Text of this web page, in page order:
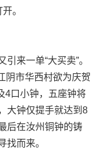
。
来一单“大买卖”。
市华西村欲为庆贺
4口小钟，五座钟将
大钟仅提手就达到8
后在汝州铜钟的铸
找而来。